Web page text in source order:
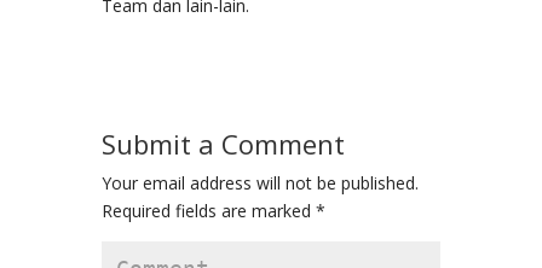
Team dan lain-lain.
Submit a Comment
Your email address will not be published.
Required fields are marked *